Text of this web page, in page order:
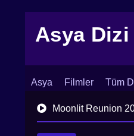
Asya Dizi
Asya Filmler Tüm
İletişim Blog Dizi
Moonlit Reunion